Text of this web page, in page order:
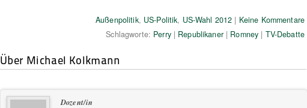
Außenpolitik, US-Politik, US-Wahl 2012 | Keine Kommentare
Schlagworte: Perry| Republikaner| Romney | TV-Debatte
Über Michael Kolkmann
Dozent/in